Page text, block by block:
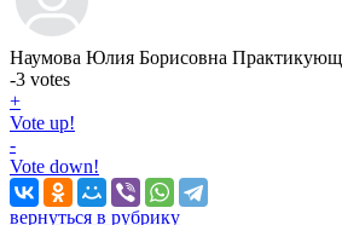
Наумова Юлия Борисовна
-3 votes
+
Vote up!
-
Vote down!
вернуться в рубрику